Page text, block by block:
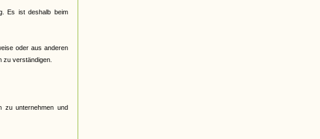
Es ist deshalb beim
oder aus anderen
zu verständigen.
zu unternehmen und